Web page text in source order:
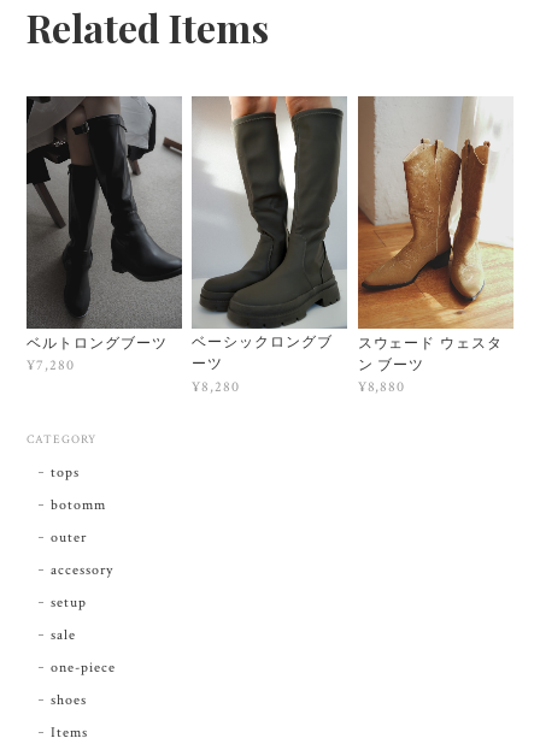
Related Items
ベルトロングブーツ
¥7,280
ベーシックロングブ
ーツ
¥8,280
スウェード ウェスタ
ン ブーツ
¥8,880
CATEGORY
tops
botomm
outer
accessory
setup
sale
one-piece
shoes
Items